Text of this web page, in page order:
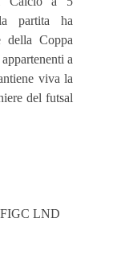
partita ha
della Coppa
a
viva la
del futsal
FIGC LND